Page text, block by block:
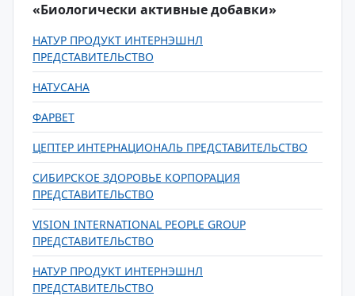
«Биологически активные добавки»
НАТУР ПРОДУКТ ИНТЕРНЭШНЛ
ПРЕДСТАВИТЕЛЬСТВО
НАТУСАНА
ФАРВЕТ
ЦЕПТЕР ИНТЕРНАЦИОНАЛЬ ПРЕДСТАВИТЕЛЬСТВО
СИБИРСКОЕ ЗДОРОВЬЕ КОРПОРАЦИЯ
ПРЕДСТАВИТЕЛЬСТВО
VISION INTERNATIONAL PEOPLE GROUP
ПРЕДСТАВИТЕЛЬСТВО
НАТУР ПРОДУКТ ИНТЕРНЭШНЛ
ПРЕДСТАВИТЕЛЬСТВО